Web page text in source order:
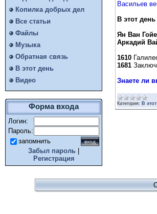
Копилка добрых дел
Все статьи
Файлы
Музыка
Обратная связь
В этот день
Видео
Форма входа
Логин:
Пароль:
запомнить
Забыл пароль
Регистрация
Васильев
В этот
Ян Ван
Аркадий
1610
1681
Знаете ли
Категория: В